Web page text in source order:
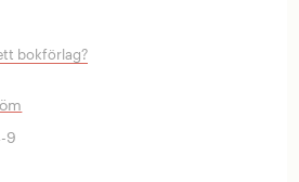
bokförlag?
9